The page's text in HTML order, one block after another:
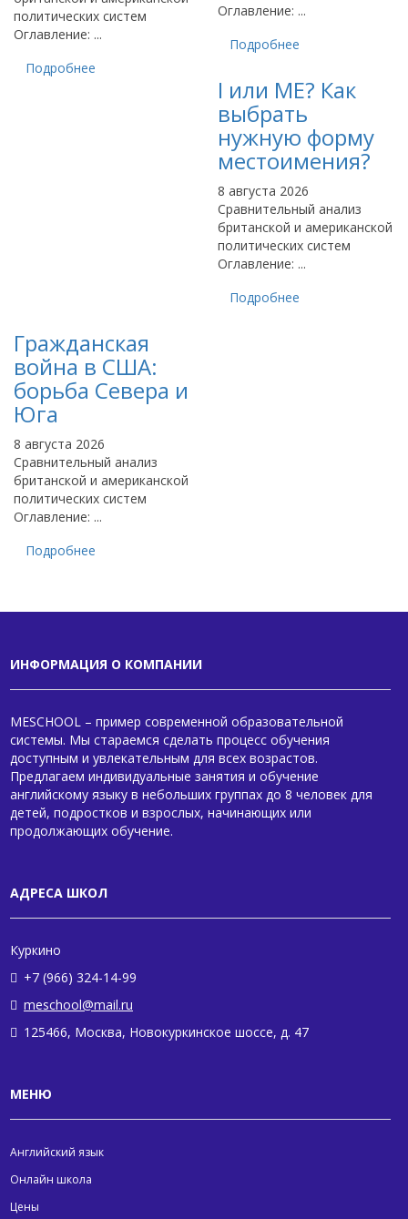
политических систем
Оглавление: ...
Подробнее
Оглавление: ...
Подробнее
I или ME? Как
выбрать
нужную форму
местоимения?
8 августа 2026
Сравнительный анализ
британской и американской
политических систем
Оглавление: ...
Подробнее
Гражданская
война в США:
борьба Севера и
Юга
8 августа 2026
Сравнительный анализ
британской и американской
политических систем
Оглавление: ...
Подробнее
ИНФОРМАЦИЯ О КОМПАНИИ
MESCHOOL – пример современной образовательной
системы. Мы стараемся сделать процесс обучения
доступным и увлекательным для всех возрастов.
Предлагаем индивидуальные занятия и обучение
английскому языку в небольших группах до 8 человек для
детей, подростков и взрослых, начинающих или
продолжающих обучение.
АДРЕСА ШКОЛ
Куркино
+7 (966) 324-14-99
meschool@mail.ru
125466, Москва, Новокуркинское шоссе, д. 47
МЕНЮ
Английский язык
Онлайн школа
Цены